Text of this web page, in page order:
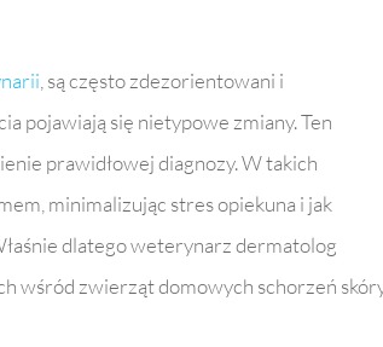
, są często zdezorientowani i
pojawiają się nietypowe zmiany. Ten
prawidłowej diagnozy. W takich
minimalizując stres opiekuna i jak
dlatego weterynarz dermatolog
wśród zwierząt domowych schorzeń